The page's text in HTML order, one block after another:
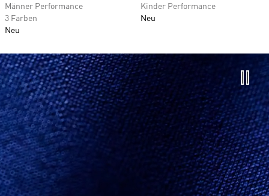
Männer Performance
3 Farben
Neu
Kinder Performance
Neu